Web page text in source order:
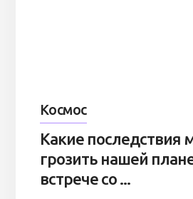
Космос
Какие последствия
грозить нашей
встрече со ...